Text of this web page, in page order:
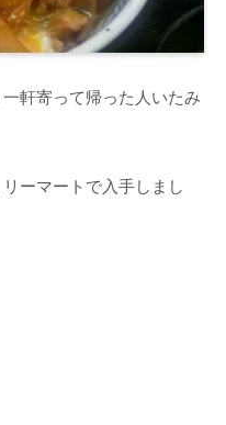
軒寄って帰った人いたみ
ーマートで入手しまし